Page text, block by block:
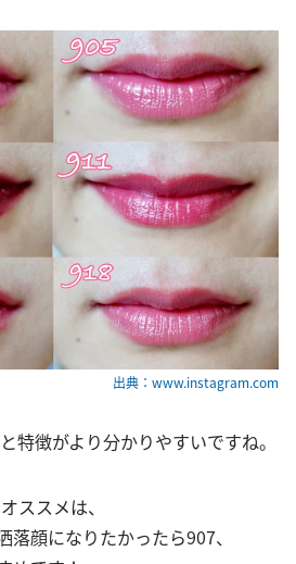
出典：www.instagram.com
特徴がより分かりやすいですね。
ススメは、
顔になりたかったら907、